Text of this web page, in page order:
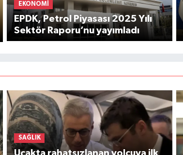
EKONOMI
EPDK, Petrol Piyasası 2025 Yılı
Sektör Raporu’nu yayımladı
SAĞLIK
Uçakta rahatsızlanan yolcuya ilk